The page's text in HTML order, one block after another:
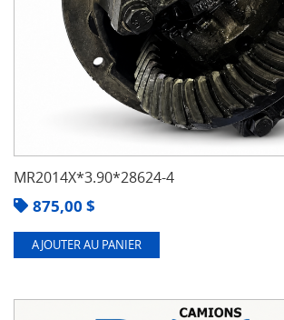
MR2014X*3.90*28624-4
875,00 $
AJOUTER AU PANIER